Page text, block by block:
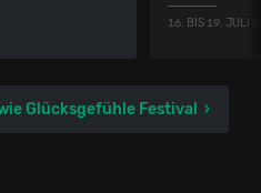
16. BIS 19. JULI
Glücksgefühle Festival